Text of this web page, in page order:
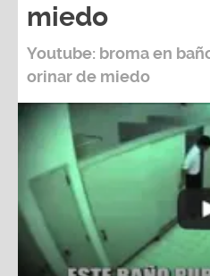
miedo
Youtube: broma en
orinar de miedo